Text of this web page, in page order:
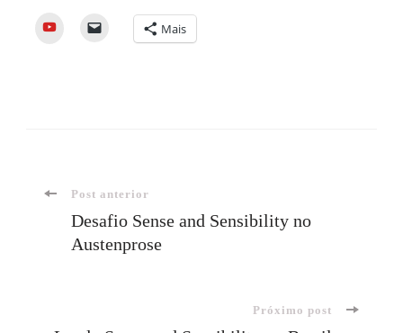
YouTube Mais
Navegação
Post anterior
Desafio Sense and Sensibility no
Austenprose
Próximo post